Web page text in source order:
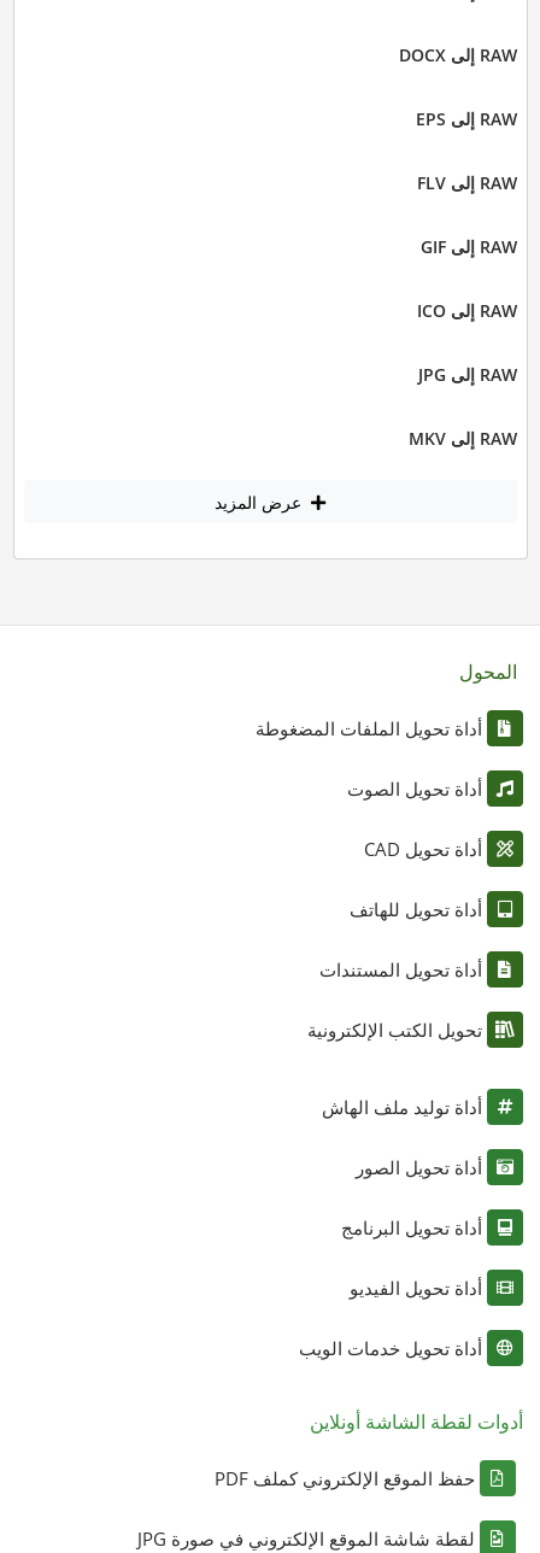
RAW إلى DOCX
RAW إلى EPS
RAW إلى FLV
RAW إلى GIF
RAW إلى ICO
RAW إلى JPG
RAW إلى MKV
عرض المزيد
المحول
أداة تحويل الملفات المضغوطة
أداة تحويل الصوت
أداة تحويل CAD
أداة تحويل للهاتف
أداة تحويل المستندات
تحويل الكتب الإلكترونية
أداة توليد ملف الهاش
أداة تحويل الصور
أداة تحويل البرنامج
أداة تحويل الفيديو
أداة تحويل خدمات الويب
أدوات لقطة الشاشة أونلاين
حفظ الموقع الإلكتروني كملف PDF
لقطة شاشة الموقع الإلكتروني في صورة JPG